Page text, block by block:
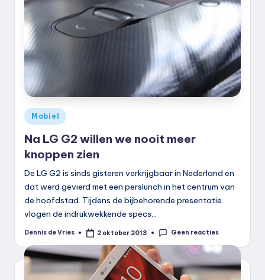
Geplaatst
in
Mobiel
Na LG G2 willen we nooit meer
knoppen zien
De LG G2 is sinds gisteren verkrijgbaar in Nederland en
dat werd gevierd met een perslunch in het centrum van
de hoofdstad. Tijdens de bijbehorende presentatie
vlogen de indrukwekkende specs…
Geplaatst
Dennis de Vries 2 oktober 2013 Geen reacties